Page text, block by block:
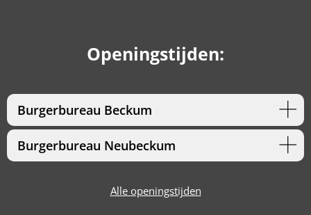
Openingstijden:
Burgerbureau Beckum
Burgerbureau Neubeckum
Alle openingstijden